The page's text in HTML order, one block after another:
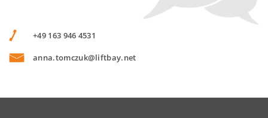
+49 163 946 4531
anna.tomczuk@liftbay.net